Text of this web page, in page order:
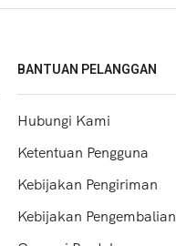
BANTUAN PELANGGAN
Hubungi Kami
Ketentuan Pengguna
Kebijakan Pengiriman
Kebijakan Pengembalian